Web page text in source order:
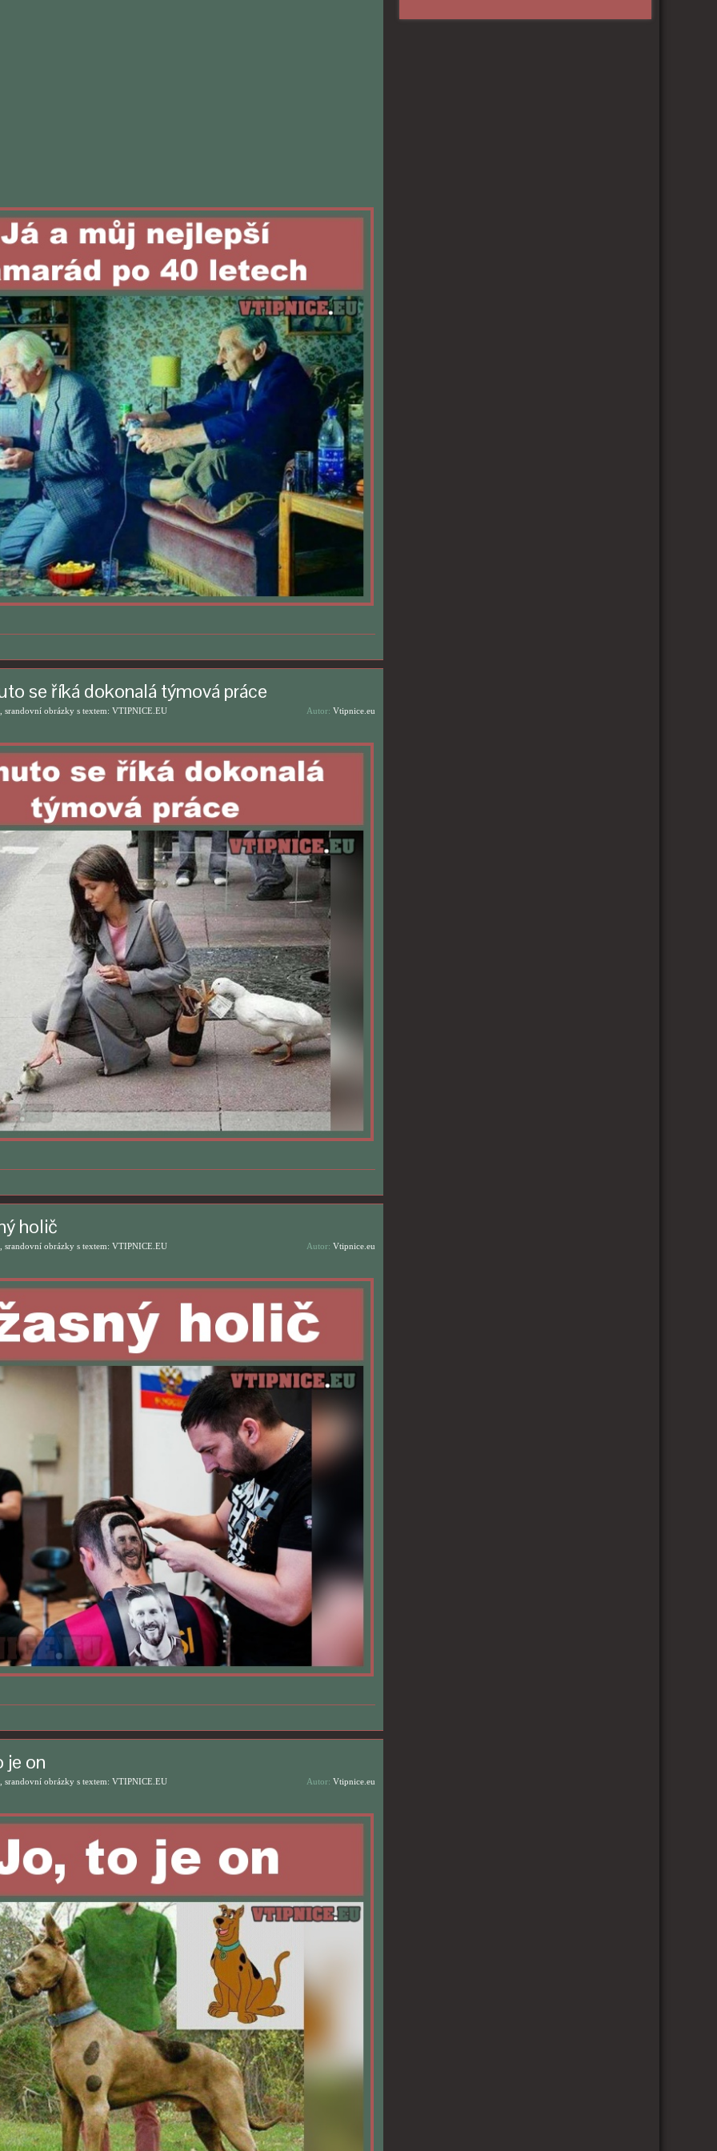
se říká dokonalá týmová práce
srandovní obrázky s textem: VTIPNICE.EU Autor: Vtipnice.eu
holič
srandovní obrázky s textem: VTIPNICE.EU Autor: Vtipnice.eu
je on
srandovní obrázky s textem: VTIPNICE.EU Autor: Vtipnice.eu